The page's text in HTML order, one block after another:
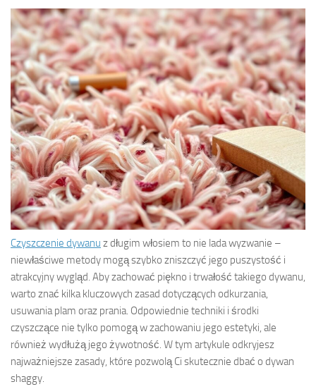
Czyszczenie dywanu z długim włosiem to nie lada wyzwanie –
niewłaściwe metody mogą szybko zniszczyć jego puszystość i
atrakcyjny wygląd. Aby zachować piękno i trwałość takiego dywanu,
warto znać kilka kluczowych zasad dotyczących odkurzania,
usuwania plam oraz prania. Odpowiednie techniki i środki
czyszczące nie tylko pomogą w zachowaniu jego estetyki, ale
również wydłużą jego żywotność. W tym artykule odkryjesz
najważniejsze zasady, które pozwolą Ci skutecznie dbać o dywan
shaggy.